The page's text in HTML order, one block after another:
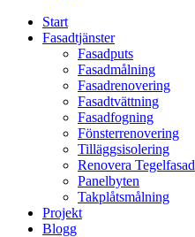
Start
Fasadtjänster
Fasadputs
Fasadmålning
Fasadrenovering
Fasadtvättning
Fasadfogning
Fönsterrenovering
Tilläggsisolering
Renovera Tegelfasad
Panelbyten
Takplåtsmålning
Projekt
Blogg